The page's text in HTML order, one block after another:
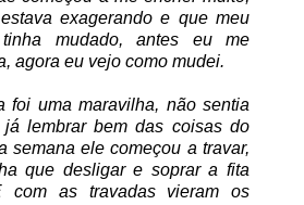
exagerando e que meu
tinha mudado, antes eu me
agora eu vejo como mudei.
foi uma maravilha, não sentia
já lembrar bem das coisas do
semana ele começou a travar,
que desligar e soprar a fita
com as travadas vieram os